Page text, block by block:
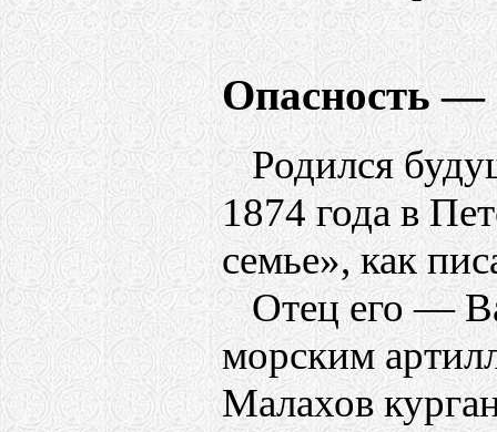
Опасность —
Родился
1874 года в
семье», как
Отец его —
морским
Малахов